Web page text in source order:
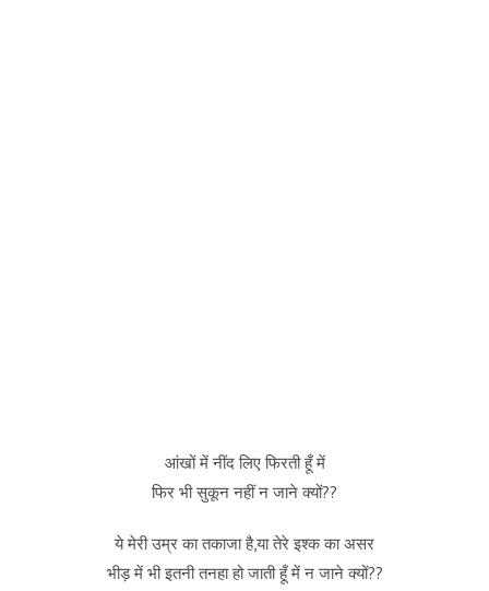
आंखों में नींद लिए फिरती हूँ में
फिर भी सुकून नहीं न जाने क्यों??
ये मेरी उम्र का तकाजा है,या तेरे इश्क का असर
भीड़ में भी इतनी तनहा हो जाती हूँ में न जाने क्यों??